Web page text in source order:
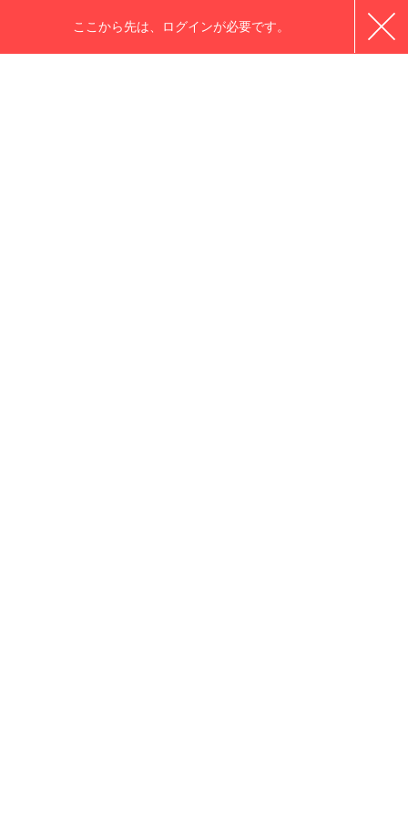
ここから先は、ログインが必要です。